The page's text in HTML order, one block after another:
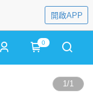
開啟APP
0
1/1